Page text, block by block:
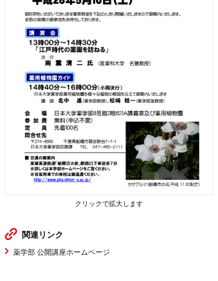
クリックで拡大します
関連リンク
薬学部 公開講座ホームページ